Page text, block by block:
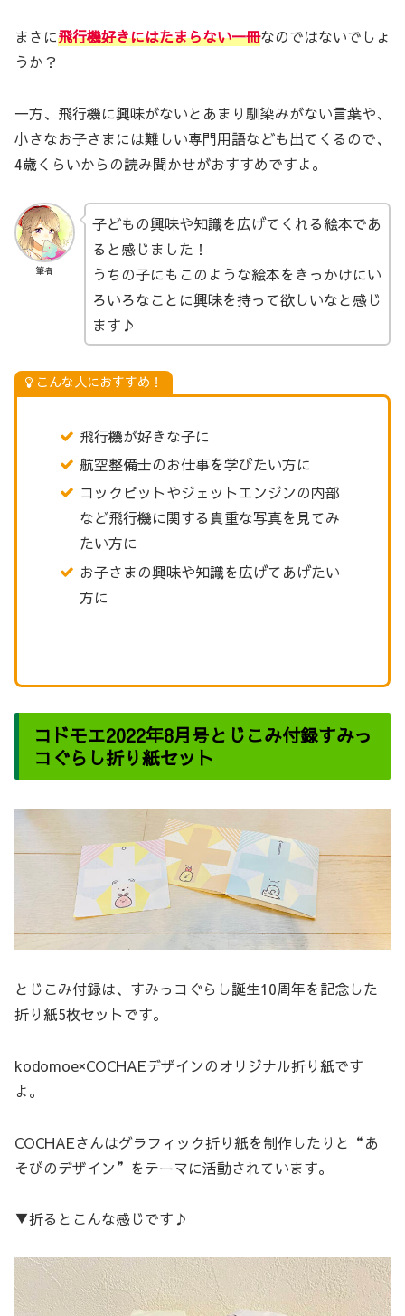
まさに飛行機好きにはたまらない一冊なのではないでしょ
うか？
一方、飛行機に興味がないとあまり馴染みがない言葉や、
小さなお子さまには難しい専門用語なども出てくるので、
4歳くらいからの読み聞かせがおすすめですよ。
筆者
子どもの興味や知識を広げてくれる絵本であ
ると感じました！
うちの子にもこのような絵本をきっかけにい
ろいろなことに興味を持って欲しいなと感じ
ます♪
こんな人におすすめ！
飛行機が好きな子に
航空整備士のお仕事を学びたい方に
コックピットやジェットエンジンの内部
など飛行機に関する貴重な写真を見てみ
たい方に
お子さまの興味や知識を広げてあげたい
方に
コドモエ2022年8月号とじこみ付録すみっ
コぐらし折り紙セット
とじこみ付録は、すみっコぐらし誕生10周年を記念した
折り紙5枚セットです。
kodomoe×COCHAEデザインのオリジナル折り紙です
よ。
COCHAEさんはグラフィック折り紙を制作したりと“あ
そびのデザイン”をテーマに活動されています。
▼折るとこんな感じです♪